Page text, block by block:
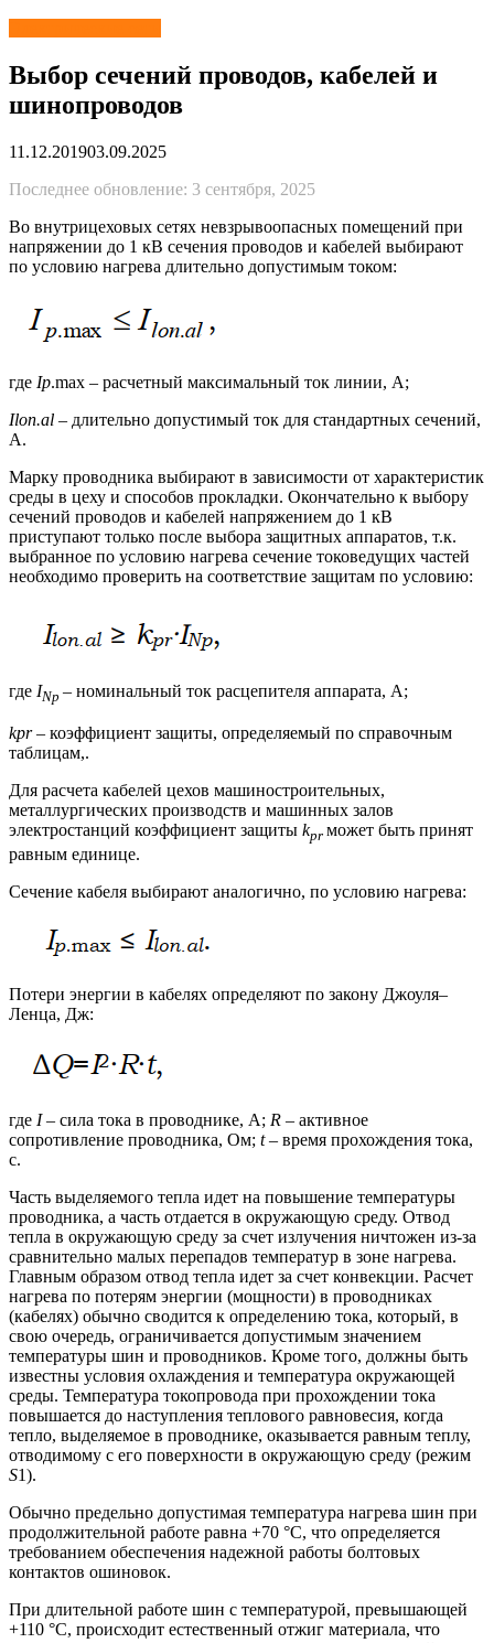
Выбор сечений проводов, кабелей и
шинопроводов
11.12.201903.09.2025
Последнее обновление: 3 сентября, 2025
Во внутрицеховых сетях невзрывоопасных помещений при
напряжении до 1 кВ сечения проводов и кабелей выбирают
по условию нагрева длительно допустимым током:
где Ip.max – расчетный максимальный ток линии, А;
Ilon.al – длительно допустимый ток для стандартных сечений,
А.
Марку проводника выбирают в зависимости от характеристик
среды в цеху и способов прокладки. Окончательно к выбору
сечений проводов и кабелей напряжением до 1 кВ
приступают только после выбора защитных аппаратов, т.к.
выбранное по условию нагрева сечение токоведущих частей
необходимо проверить на соответствие защитам по условию:
где INp – номинальный ток расцепителя аппарата, А;
kpr– коэффициент защиты, определяемый по справочным
таблицам,.
Для расчета кабелей цехов машиностроительных,
металлургических производств и машинных залов
электростанций коэффициент защиты kpr может быть принят
равным единице.
Сечение кабеля выбирают аналогично, по условию нагрева:
Потери энергии в кабелях определяют по закону Джоуля–
Ленца, Дж:
где I– сила тока в проводнике, A; R – активное
сопротивление проводника, Ом; t– время прохождения тока,
с.
Часть выделяемого тепла идет на повышение температуры
проводника, а часть отдается в окружающую среду. Отвод
тепла в окружающую среду за счет излучения ничтожен из-за
сравнительно малых перепадов температур в зоне нагрева.
Главным образом отвод тепла идет за счет конвекции. Расчет
нагрева по потерям энергии (мощности) в проводниках
(кабелях) обычно сводится к определению тока, который, в
свою очередь, ограничивается допустимым значением
температуры шин и проводников. Кроме того, должны быть
известны условия охлаждения и температура окружающей
среды. Температура токопровода при прохождении тока
повышается до наступления теплового равновесия, когда
тепло, выделяемое в проводнике, оказывается равным теплу,
отводимому с его поверхности в окружающую среду (режим
S1).
Обычно предельно допустимая температура нагрева шин при
продолжительной работе равна +70 °С, что определяется
требованием обеспечения надежной работы болтовых
контактов ошиновок.
При длительной работе шин с температурой, превышающей
+110 °С, происходит естественный отжиг материала, что